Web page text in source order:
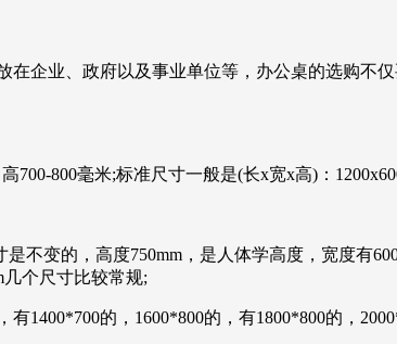
企业、政府以及事业单位等，办公桌的选购不
700-800毫米;标准尺寸一般是(长x宽x高)：
不变的，高度750mm，是人体学高度，宽度有
几个尺寸比较常规;
1400*700的，1600*800的，有1800*800的，